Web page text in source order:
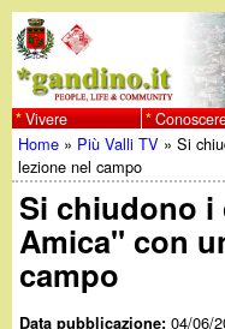
al
w
w
w
.
Vivere
Tu
sei
qui
Home » Più Valli TV »Si
lezione nel campo
Si chiudono
Amica" con
campo
Data pubblicazione:04/06/